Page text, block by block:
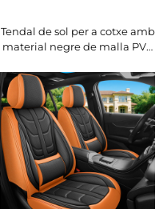
Tendal de sol per a cotxe amb
material negre de malla PVC
electrostàtica per a finestra
per a aïllament tèrmic i
protecció solar